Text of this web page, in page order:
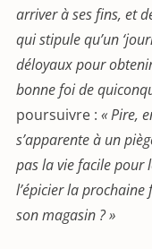
arriver à ses fins, et
qui stipule qu’un
déloyaux pour
bonne foi de
poursuivre : « Pire,
s’apparente à un
pas la vie facile pour
l’épicier la prochaine
son magasin ? »